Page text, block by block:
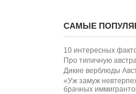
САМЫЕ
10 интересных
Про типичную
Дикие верблюды
«Уж замуж
брачных